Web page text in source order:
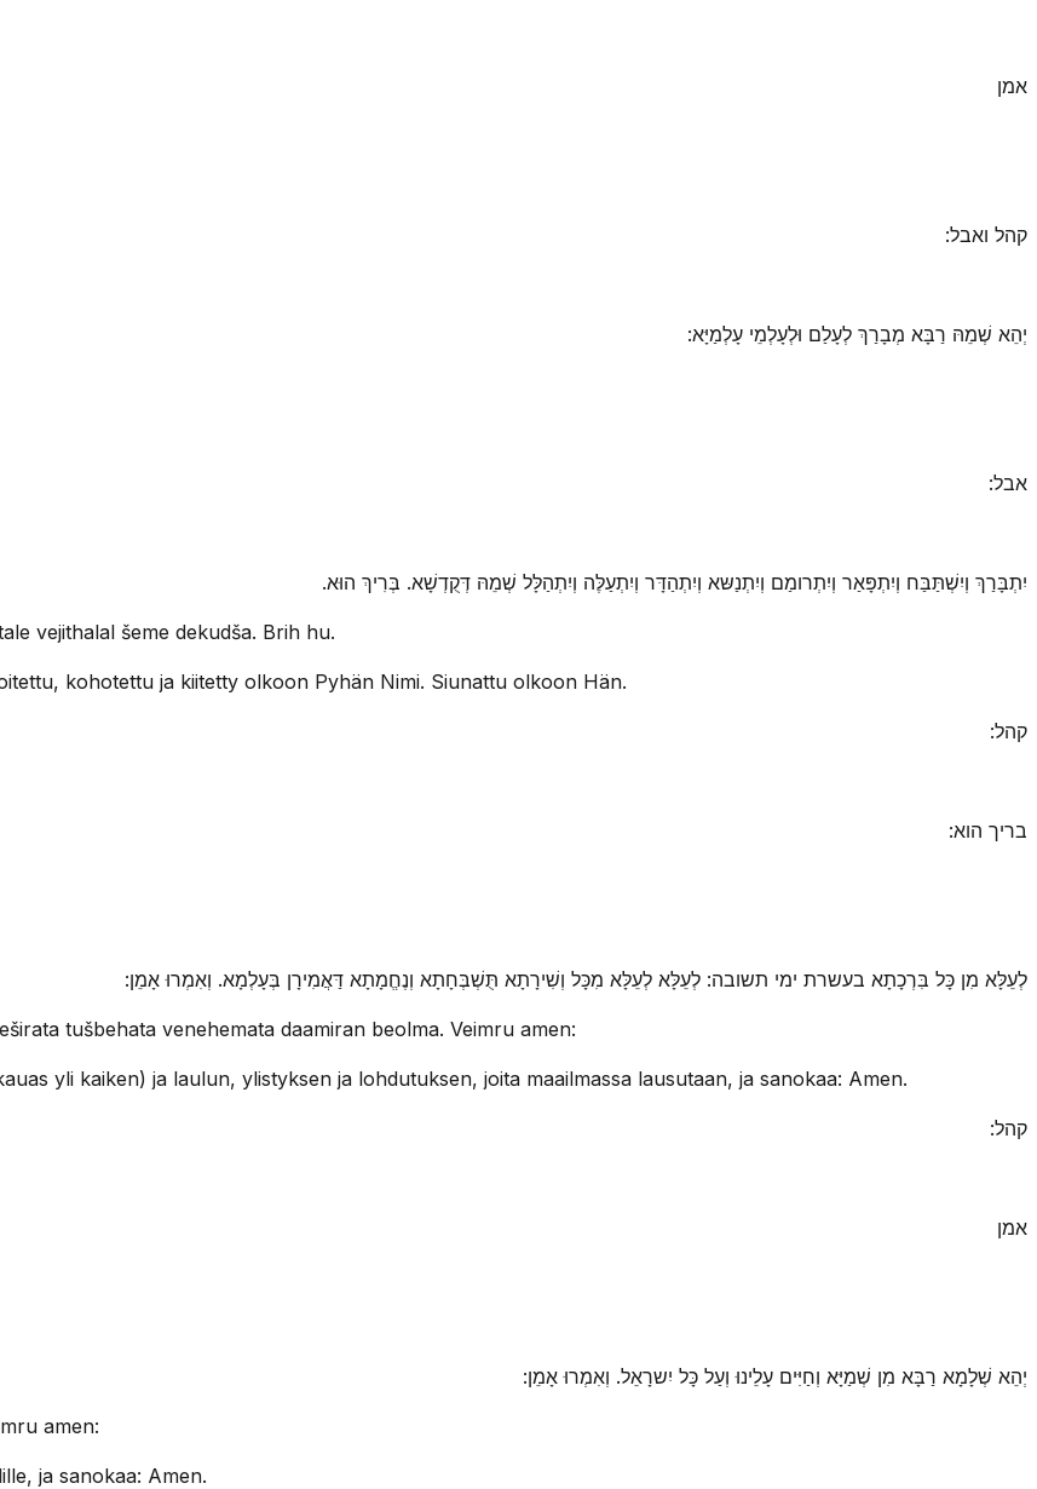
אמן
קהל ואבל:
יְהֵא שְׁמֵהּ רַבָּא מְבָרַךְ לְעָלַם וּלְעָלְמֵי עָלְמַיָּא:
אבל:
יִתְבָּרַךְ וְיִשְׁתַּבַּח וְיִתְפָּאַר וְיִתְרומַם וְיִתְנַשּא וְיִתְהַדָּר וְיִתְעַלֶּה וְיִתְהַלָּל שְׁמֵהּ דְּקֻדְשָׁא. בְּרִיךְ הוּא.
vejithalal šeme dekudša. Brih hu.
kohotettu ja kiitetty olkoon Pyhän Nimi. Siunattu olkoon Hän.
קהל:
בריך הוא:
לְעֵלָּא מִן כָּל בִּרְכָתָא בעשרת ימי תשובה: לְעֵלָּא לְעֵלָּא מִכָּל וְשִׁירָתָא תֻּשְׁבְּחָתָא וְנֶחֱמָתָא דַּאֲמִירָן בְּעָלְמָא. וְאִמְרוּ אָמֵן:
tušbehata venehemata daamiran beolma. Veimru amen:
yli kaiken) ja laulun, ylistyksen ja lohdutuksen, joita maailmassa lausutaan, ja sanokaa: Amen.
קהל:
אמן
יְהֵא שְׁלָמָא רַבָּא מִן שְׁמַיָּא וְחַיִּים עָלֵינוּ וְעַל כָּל יִשרָאֵל. וְאִמְרוּ אָמֵן:
amen:
ja sanokaa: Amen.